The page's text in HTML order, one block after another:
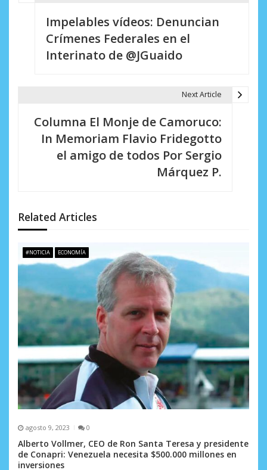
d
e
n
t
r
a
d
a
s
Impelables vídeos: Denuncian
Crímenes Federales en el
Interinato de @JGuaido
Next Article
Columna El Monje de Camoruco:
In Memoriam Flavio Fridegotto
el amigo de todos Por Sergio
Márquez P.
Related Articles
#NOTICIA ECONOMÍA
agosto 9, 2023 0
Alberto Vollmer, CEO de Ron Santa Teresa y presidente
de Conapri: Venezuela necesita $500.000 millones en
inversiones